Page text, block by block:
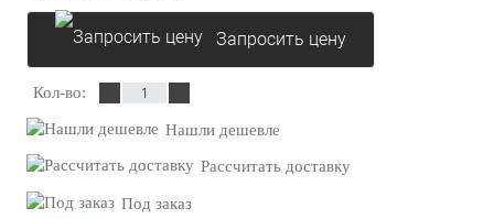
Запросить цену
Кол-во:
Нашли дешевле
Рассчитать доставку
Под заказ